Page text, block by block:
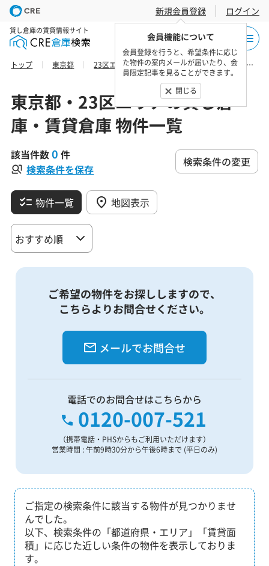
新規会員登録
会員機能について
会員登録を行うと、希望条件に応じ
た物件の案内メールが届いたり、会
員限定記事を見ることができます。
閉じる
ログイン
貸し倉庫の賃貸情報サイト
トップ 東京都 23区エリア 新宿区の貸し倉庫・賃貸倉庫 物件一覧
東京都・23区エリアの貸し倉
庫・賃貸倉庫 物件一覧
該当件数0 件
検索条件を保存
検索条件の変更
物件一覧 地図表示
ご希望の物件をお探ししますので、
こちらよりお問合せください。
メールでお問合せ
電話でのお問合せはこちらから
0120-007-521
（携帯電話・PHSからもご利用いただけます）
営業時間 : 午前9時30分から午後6時まで (平日のみ)
ご指定の検索条件に該当する物件が見つかりませ
んでした。
以下、検索条件の「都道府県・エリア」「賃貸面
積」に応じた近しい条件の物件を表示しておりま
す。